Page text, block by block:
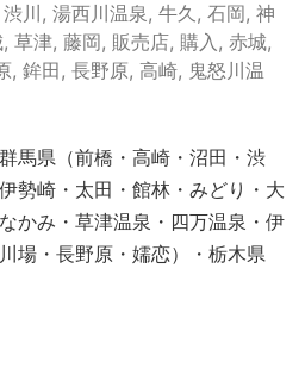
渋川 , 湯西川温泉, 牛久, 石岡, 神
, 草津, 藤岡, 販売店, 購入 , 赤城,
, 鉾田, 長野原, 高崎, 鬼怒川温
馬県（前橋・高崎・沼田・渋
勢崎・太田・館林・みどり・大
かみ・草津温泉・四万温泉・伊
場・長野原・嬬恋）・栃木県